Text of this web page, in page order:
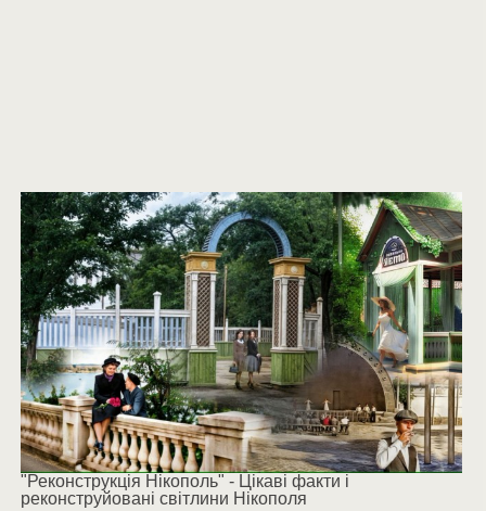
"Реконструкція Нікополь" - Цікаві факти і
реконструйовані світлини Нікополя